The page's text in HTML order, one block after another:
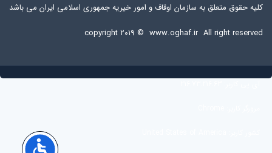
کلیه حقوق متعلق به سازمان اوقاف و امور خیریه جمهوری اسلامی ایران می باشد
copyright ۲۰۱۹ © www.oghaf.ir All right reserved